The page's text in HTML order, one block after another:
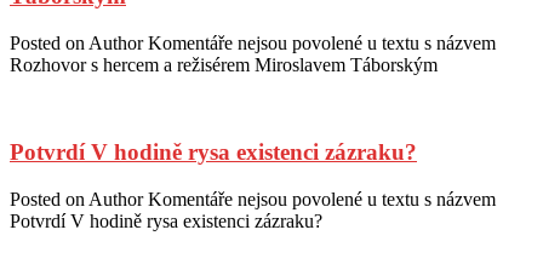
Posted on Author Komentáře nejsou povolené u textu s názvem
Rozhovor s hercem a režisérem Miroslavem Táborským
Potvrdí V hodině rysa existenci zázraku?
Posted on Author Komentáře nejsou povolené u textu s názvem
Potvrdí V hodině rysa existenci zázraku?